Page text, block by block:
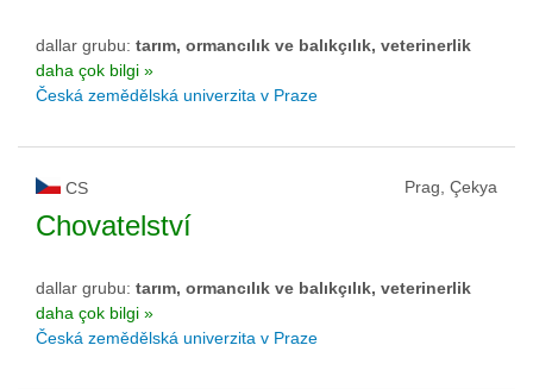
dallar grubu: tarım, ormancılık ve balıkçılık, veterinerlik
daha çok bilgi »
Česká zemědělská univerzita v Praze
CS Prag, Çekya
Chovatelství
dallar grubu: tarım, ormancılık ve balıkçılık, veterinerlik
daha çok bilgi »
Česká zemědělská univerzita v Praze